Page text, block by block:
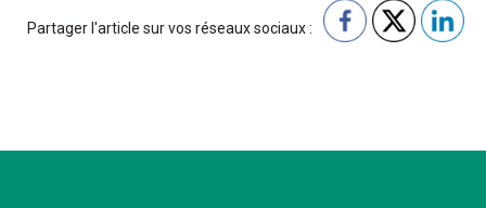
Partager l'article sur vos réseaux sociaux :